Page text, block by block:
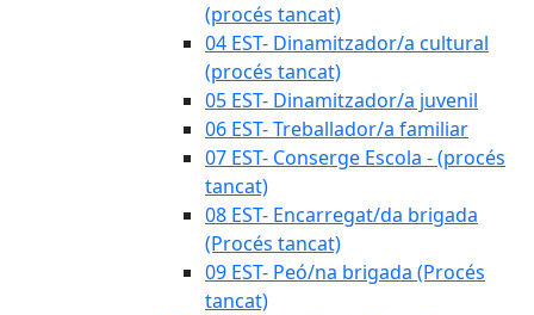
(procés tancat)
04 EST- Dinamitzador/a cultural
(procés tancat)
05 EST- Dinamitzador/a juvenil
06 EST- Treballador/a familiar
07 EST- Conserge Escola - (procés
tancat)
08 EST- Encarregat/da brigada
(Procés tancat)
09 EST- Peó/na brigada (Procés
tancat)